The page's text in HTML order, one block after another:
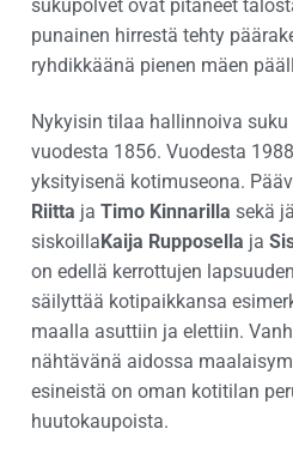
sukupolvet ovat pitäneet
punainen hirrestä tehty
ryhdikkäänä pienen mäen
Nykyisin tilaa hallinnoiva
vuodesta 1856. Vuodesta
yksityisenä kotimuseona.
Riitta ja Timo Kinnarilla sekä
siskoilla Kaija Rupposella ja
on edellä kerrottujen
säilyttää kotipaikkansa
maalla asuttiin ja elettiin.
nähtävänä aidossa
esineistä on oman kotitilan
huutokaupoista.